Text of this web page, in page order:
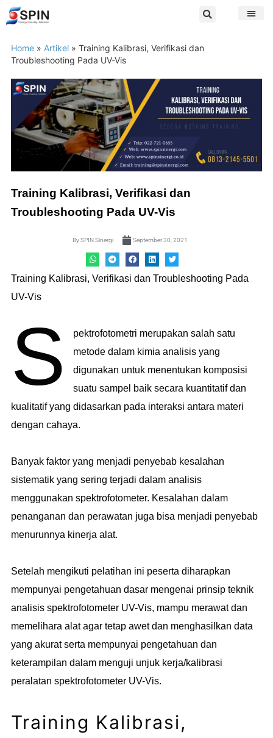
Home » Artikel » Training Kalibrasi, Verifikasi dan
Troubleshooting Pada UV-Vis
Training Kalibrasi, Verifikasi dan
Troubleshooting Pada UV-Vis
BySPIN Sinergi September 30, 2021
Training Kalibrasi, Verifikasi dan Troubleshooting Pada
UV-Vis
S
pektrofotometri merupakan salah satu
metode dalam kimia analisis yang
digunakan untuk menentukan komposisi
suatu sampel baik secara kuantitatif dan
kualitatif yang didasarkan pada interaksi antara materi
dengan cahaya.
Banyak faktor yang menjadi penyebab kesalahan
sistematik yang sering terjadi dalam analisis
menggunakan spektrofotometer. Kesalahan dalam
penanganan dan perawatan juga bisa menjadi penyebab
menurunnya kinerja alat.
Setelah mengikuti pelatihan ini peserta diharapkan
mempunyai pengetahuan dasar mengenai prinsip teknik
analisis spektrofotometer UV-Vis, mampu merawat dan
memelihara alat agar tetap awet dan menghasilkan data
yang akurat serta mempunyai pengetahuan dan
keterampilan dalam menguji unjuk kerja/kalibrasi
peralatan spektrofotometer UV-Vis.
Training Kalibrasi,